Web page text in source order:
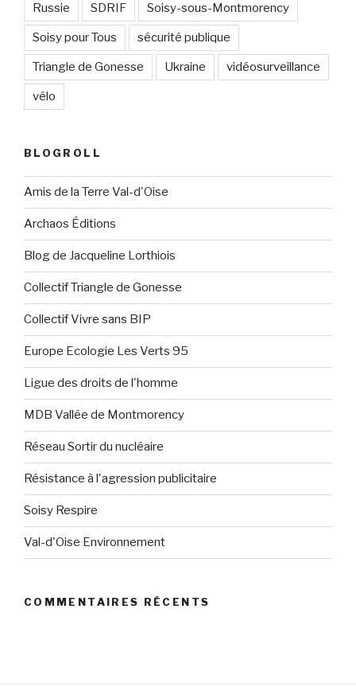
Russie SDRIF Soisy-sous-Montmorency
Soisy pour Tous sécurité publique
Triangle de Gonesse Ukraine vidéosurveillance
vélo
BLOGROLL
Amis de la Terre Val-d'Oise
Archaos Éditions
Blog de Jacqueline Lorthiois
Collectif Triangle de Gonesse
Collectif Vivre sans BIP
Europe Ecologie Les Verts 95
Ligue des droits de l'homme
MDB Vallée de Montmorency
Réseau Sortir du nucléaire
Résistance à l'agression publicitaire
Soisy Respire
Val-d'Oise Environnement
COMMENTAIRES RÉCENTS